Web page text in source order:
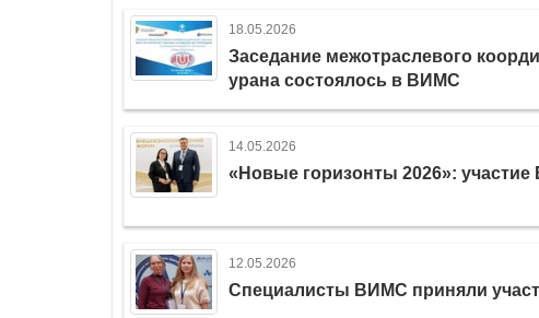
18.05.2026
Заседание межотраслевого
урана состоялось в ВИМС
14.05.2026
«Новые горизонты 2026»:
12.05.2026
Специалисты ВИМС приняли